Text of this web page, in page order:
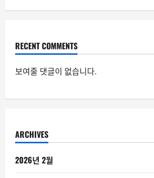
RECENT COMMENTS
보여줄 댓글이 없습니다.
ARCHIVES
2026년 2월